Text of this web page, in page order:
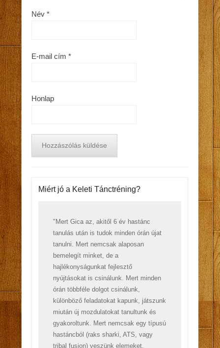
Név *
E-mail cím *
Honlap
Miért jó a Keleti Tánctréning?
"Mert Gica az, akitől 6 év hastánc
tanulás után is tudok minden órán újat
tanulni. Mert nemcsak alaposan
bemelegít minket, de a
hajlékonyságunkat fejlesztő
nyújtásokat is csinálunk. Mert minden
órán többféle dolgot csinálunk,
különböző feladatokat kapunk, játszunk
miután új mozdulatokat tanultunk és
gyakoroltunk. Mert nemcsak egy típusú
hastáncból (raks sharki, ATS, vagy
tribal fusion) veszünk elemeket,